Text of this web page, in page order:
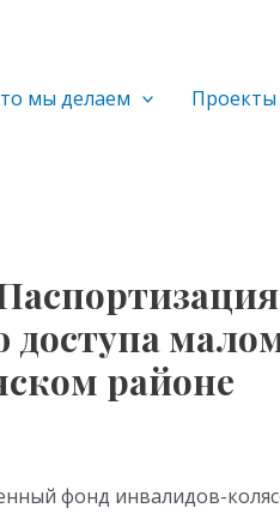
мы делаем Проекты
доступа
районе
фонд инвалидов-